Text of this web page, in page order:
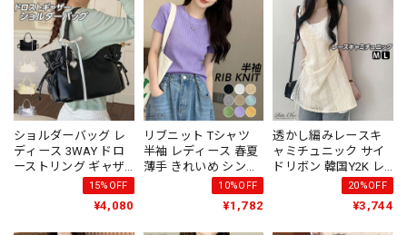
カジュアル [LS-
CGT110]
ショルダーバッグ レ
ディース 3WAY ドロ
ーストリング ギャザ
ー バッグ フェイクレ
ザー リボンチャーム
肩掛け 斜め掛け 手提
15%OFF
¥4,080
リブニット Tシャツ
半袖 レディース 春夏
薄手 きれいめ シンプ
ル 大人 カジュアル 伸
縮性 無地 ニット リブ
編み コンパクト ニッ
10%OFF
¥1,782
透かし編みレースキ
ャミチュニック サイ
ドリボン 韓国Y2K レ
イヤードトップス20%OFF
¥3,744